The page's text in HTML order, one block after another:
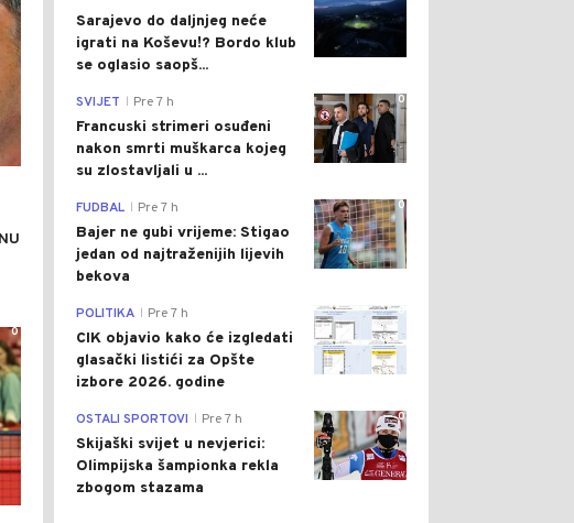
0
Sarajevo do daljnjeg neće
igrati na Koševu!? Bordo klub
se oglasio saopš...
0
SVIJET Pre 7 h
Francuski strimeri osuđeni
nakon smrti muškarca kojeg
su zlostavljali u ...
0
FUDBAL Pre 7 h
Bajer ne gubi vrijeme: Stigao
jedan od najtraženijih lijevih
bekova
0
POLITIKA Pre 7 h
CIK objavio kako će izgledati
glasački listići za Opšte
izbore 2026. godine
0
OSTALI SPORTOVI Pre 7 h
Skijaški svijet u nevjerici:
Olimpijska šampionka rekla
zbogom stazama